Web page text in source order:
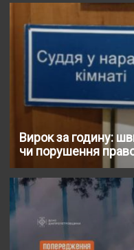
Вирок за годину:
чи порушення